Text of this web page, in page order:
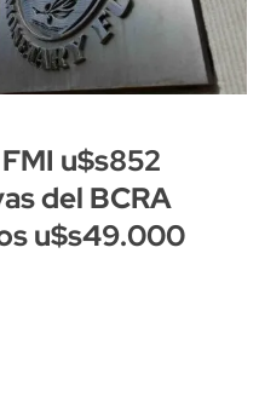
u$s852
del BCRA
u$s49.000